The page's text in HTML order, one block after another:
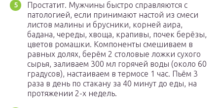
Простатит. Мужчины быстро справляются с
патологией, если принимают настой из смеси
листов малины и брусники, корней аира,
бадана, череды, хвоща, крапивы, почек берёзы,
цветов ромашки. Компоненты смешиваем в
равных долях, берём 2 столовые ложки сухого
сырья, заливаем 300 мл горячей воды (около 60
градусов), настаиваем в термосе 1 час. Пьём 3
раза в день по стакану за 40 минут до еды, на
протяжении 2-х недель.